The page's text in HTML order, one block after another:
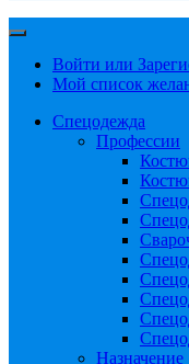
Войти или
Мой список
Спецодежда
Профессии
Назначение